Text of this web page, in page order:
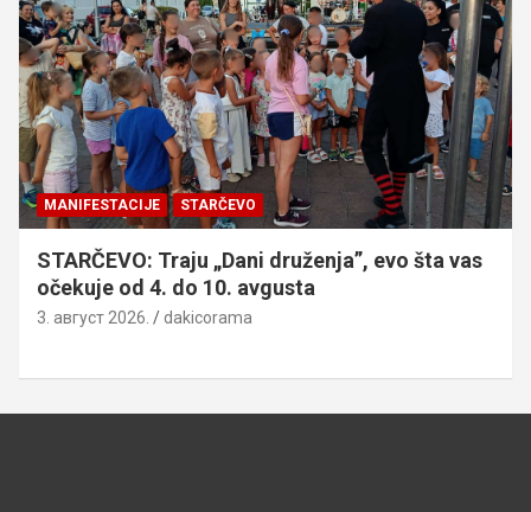
MANIFESTACIJE STARČEVO
STARČEVO: Traju „Dani druženja”, evo šta vas
očekuje od 4. do 10. avgusta
3. август 2026. dakicorama